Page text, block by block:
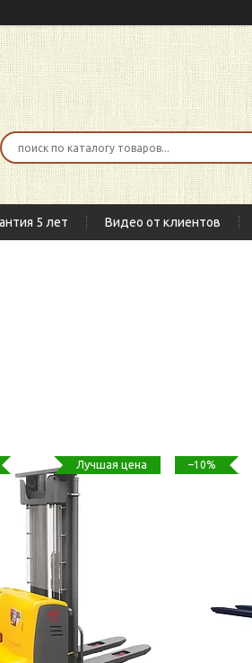
5 лет Видео от клиентов
Лучшая цена –10%